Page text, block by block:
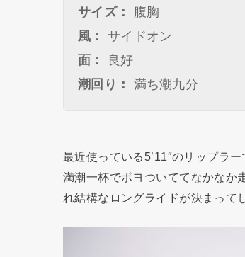
サイズ：
腹胸
風：
サイドオン
面：
良好
潮回り：
満ち潮九分
最近使っている5’11″のリップラ
満潮一杯でボヨついててなかなか
れ結構なロングライドが決まって